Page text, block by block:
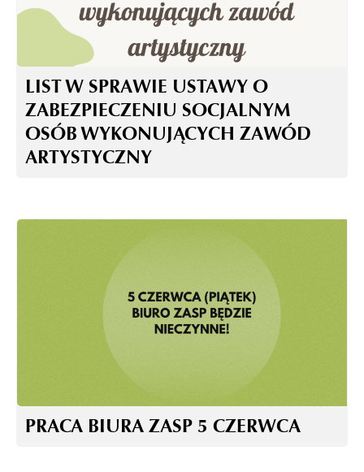
LIST W SPRAWIE USTAWY O
ZABEZPIECZENIU SOCJALNYM
OSÓB WYKONUJĄCYCH ZAWÓD
ARTYSTYCZNY
PRACA BIURA ZASP 5 CZERWCA